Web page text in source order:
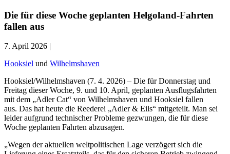
Die für diese Woche geplanten Helgoland-Fahrten
fallen aus
7. April 2026 |
Hooksiel und Wilhelmshaven
Hooksiel/Wilhelmshaven (7. 4. 2026) – Die für Donnerstag und
Freitag dieser Woche, 9. und 10. April, geplanten Ausflugsfahrten
mit dem „Adler Cat“ von Wilhelmshaven und Hooksiel fallen
aus. Das hat heute die Reederei „Adler & Eils“ mitgeteilt. Man sei
leider aufgrund technischer Probleme gezwungen, die für diese
Woche geplanten Fahrten abzusagen.
„Wegen der aktuellen weltpolitischen Lage verzögert sich die